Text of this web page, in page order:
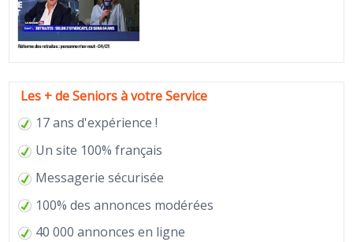
Les + de Seniors à votre Service
17 ans d'expérience !
Un site 100% français
Messagerie sécurisée
100% des annonces modérées
40 000 annonces en ligne